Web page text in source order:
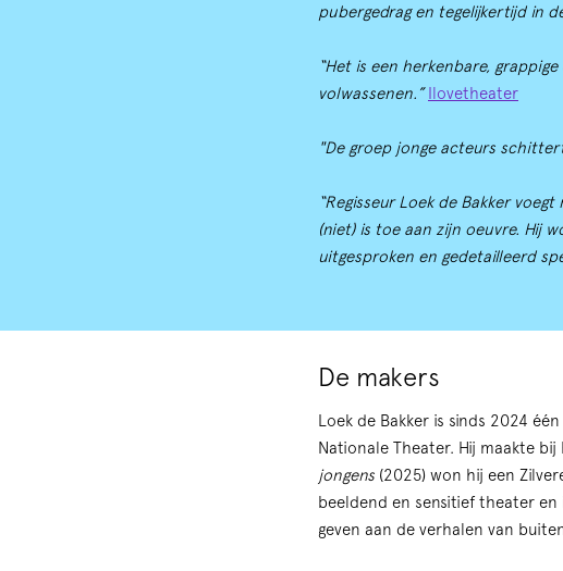
pubergedrag en tegelijkertijd in
“Het is een herkenbare,
volwassenen.” Ilovetheater
"De groep jonge acteurs
“Regisseur Loek de Bakker
(niet) is toe aan zijn oeuvre. Hij
uitgesproken en gedetailleerd
De makers
Loek de Bakker is sinds 2024
Nationale Theater. Hij maakte
jongens (2025) won hij een
beeldend en sensitief theater en
geven aan de verhalen van